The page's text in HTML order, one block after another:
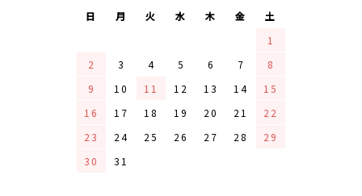
日 月 火 水 木 金
土
1
2
3 4 5 6 7
8
9
10 11 12 13 14
15
16
17 18 19 20 21
22
23
24 25 26 27 28
29
30
31